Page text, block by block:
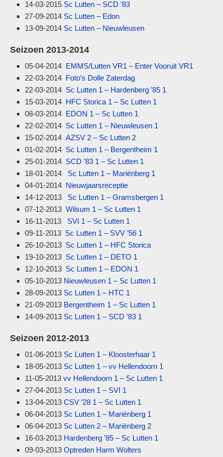
14-03-2015 Sc Lutten – SCD ’83
27-09-2014 Sc Lutten – Edon
13-09-2014 Sc Lutten – Nieuwleusen
Seizoen 2013-2014
05-04-2014 EMMS/Lutten VR1 – Enter Vooruit VR1
22-03-2014 Foto’s Dolle Zaterdag
22-03-2014 Sc Lutten 1 – Hardenberg ’85 1
15-03-2014 HFC Storica 1 – Sc Lutten 1
08-03-2014 EDON 1 – Sc Lutten 1
22-02-2014 Sc Lutten 1 – Nieuwleusen 1
15-02-2014 AZSV 2 – Sc Lutten 2
01-02-2014 Sc Lutten 1 – Bergentheim 1
25-01-2014 SCD ’83 1 – Sc Lutten 1
18-01-2014 Sc Lutten 1 – Mariënberg 1
04-01-2014 Nieuwjaarsreceptie
14-12-2013 Sc Lutten 1 – Gramsbergen 1
07-12-2013 Wilsum 1 – Sc Lutten 1
16-11-2013 SVI 1 – Sc Lutten 1
09-11-2013 Sc Lutten 1 – SVV ’56 1
26-10-2013 Sc Lutten 1 – HFC Storica
19-10-2013 Sc Lutten 1 – DETO 1
12-10-2013 Sc Lutten 1 – EDON 1
05-10-2013 Nieuwleusen 1 – Sc Lutten 1
28-09-2013 Sc Lutten 1 – HTC 1
21-09-2013 Bergentheim 1 – Sc Lutten 1
14-09-2013 Sc Lutten 1 – SCD ’83 1
Seizoen 2012-2013
01-06-2013 Sc Lutten 1 – Kloosterhaar 1
18-05-2013 Sc Lutten 1 – vv Hellendoorn 1
11-05-2013 vv Hellendoorn 1 – Sc Lutten 1
27-04-2013 Sc Lutten 1 – SVI 1
13-04-2013 CSV ’28 1 – Sc Lutten 1
06-04-2013 Sc Lutten 1 – Mariënberg 1
06-04-2013 Sc Lutten 2 – Mariënberg 2
16-03-2013 Hardenberg ’85 – Sc Lutten 1
09-03-2013 Optreden Harm Wolters